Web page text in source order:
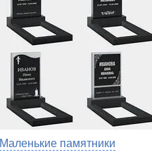
Маленькие памятники